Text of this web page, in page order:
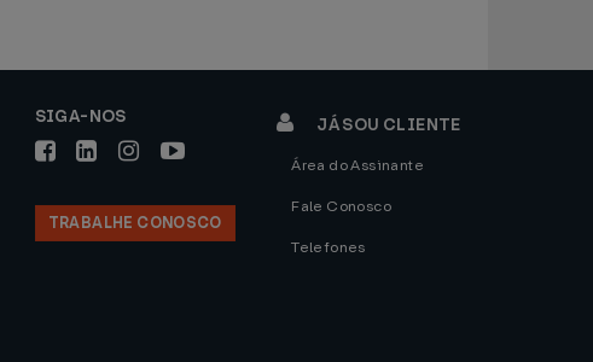
SIGA-NOS
TRABALHE CONOSCO
JÁ SOU CLIENTE
Área do Assinante
Fale Conosco
Telefones